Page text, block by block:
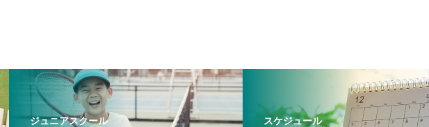
ジュニアスクール スケジュール